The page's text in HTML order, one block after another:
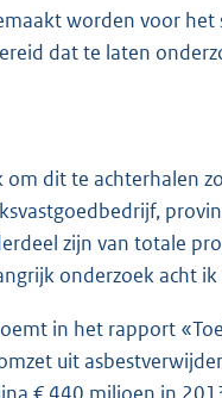
worden voor
dat te laten
dit te achterhalen
zijn van totale
onderzoek acht
in het rapport
uit